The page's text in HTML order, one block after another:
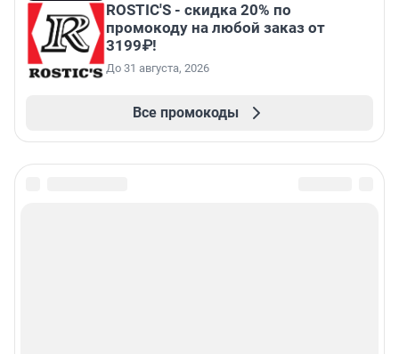
ROSTIC'S - скидка 20% по
промокоду на любой заказ от
3199₽!
До 31 августа, 2026
Все промокоды